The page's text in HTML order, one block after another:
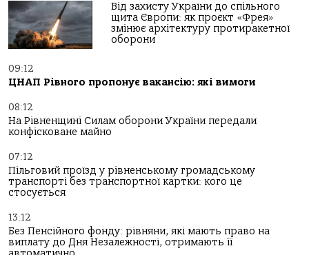
Від захисту України до спільного
щита Європи: як проєкт «Фрея»
змінює архітектуру протиракетної
оборони
09:12
ЦНАП Рівного пропонує вакансію: які вимоги
08:12
На Рівненщині Силам оборони України передали
конфісковане майно
07:12
Пільговий проїзд у рівненському громадському
транспорті без транспортної картки: кого це
стосується
13:12
Без Пенсійного фонду: рівняни, які мають право на
виплату до Дня Незалежності, отримають її